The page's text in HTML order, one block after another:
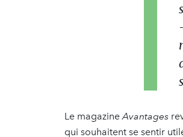
Le magazine Avantages
qui souhaitent se sentir